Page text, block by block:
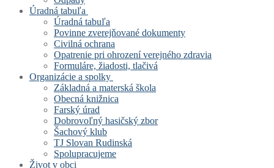
Úradná tabuľa
Úradná tabuľa
Povinne zverejňované dokumenty
Civilná ochrana
Opatrenie pri ohrození verejného zdravia
Formuláre, žiadosti, tlačivá
Organizácie a spolky
Základná a materská škola
Obecná knižnica
Farský úrad
Dobrovoľný hasičský zbor
Šachový klub
TJ Slovan Rudinská
Spolupracujeme
Život v obci